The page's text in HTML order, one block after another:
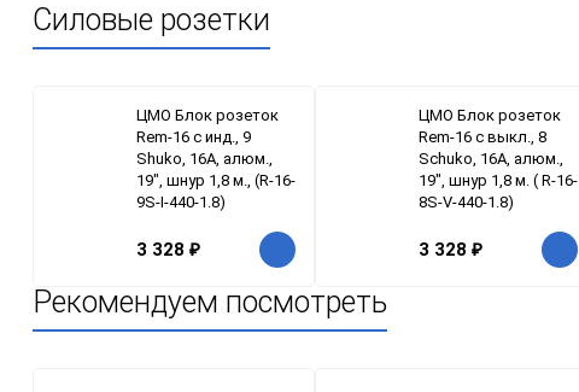
Силовые розетки
ЦМО Блок розеток
Rem-16 с инд., 9
Shuko, 16A, алюм.,
19", шнур 1,8 м., (R-16-
9S-I-440-1.8)
3 328 ₽
ЦМО Блок розеток
Rem-16 с выкл., 8
Schuko, 16A, алюм.,
19", шнур 1,8 м. ( R-16-
8S-V-440-1.8)
3 328 ₽
Рекомендуем посмотреть